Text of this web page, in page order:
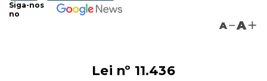
Siga-nos
no
A A
Lei nº 11.436